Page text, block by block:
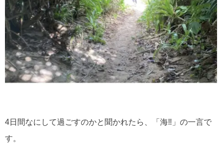
4日間なにして過ごすのかと聞かれたら、「海‼」の一言で
す。